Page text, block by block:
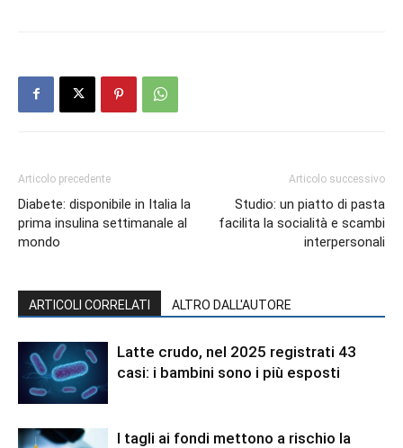
Articolo precedente
Diabete: disponibile in Italia la
prima insulina settimanale al
mondo
Articolo successivo
Studio: un piatto di pasta
facilita la socialità e scambi
interpersonali
ARTICOLI CORRELATI ALTRO DALL'AUTORE
Latte crudo, nel 2025 registrati 43
casi: i bambini sono i più esposti
I tagli ai fondi mettono a rischio la